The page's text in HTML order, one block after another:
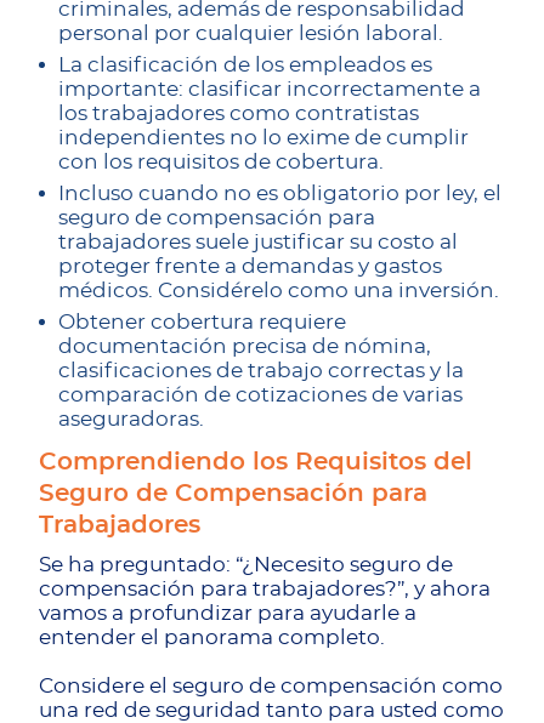
criminales, además de responsabilidad
personal por cualquier lesión laboral.
La clasificación de los empleados es
importante: clasificar incorrectamente a
los trabajadores como contratistas
independientes no lo exime de cumplir
con los requisitos de cobertura.
Incluso cuando no es obligatorio por ley, el
seguro de compensación para
trabajadores suele justificar su costo al
proteger frente a demandas y gastos
médicos. Considérelo como una inversión.
Obtener cobertura requiere
documentación precisa de nómina,
clasificaciones de trabajo correctas y la
comparación de cotizaciones de varias
aseguradoras.
Comprendiendo los Requisitos del
Seguro de Compensación para
Trabajadores
Se ha preguntado: “¿Necesito seguro de
compensación para trabajadores?”, y ahora
vamos a profundizar para ayudarle a
entender el panorama completo.
Considere el seguro de compensación como
una red de seguridad tanto para usted como